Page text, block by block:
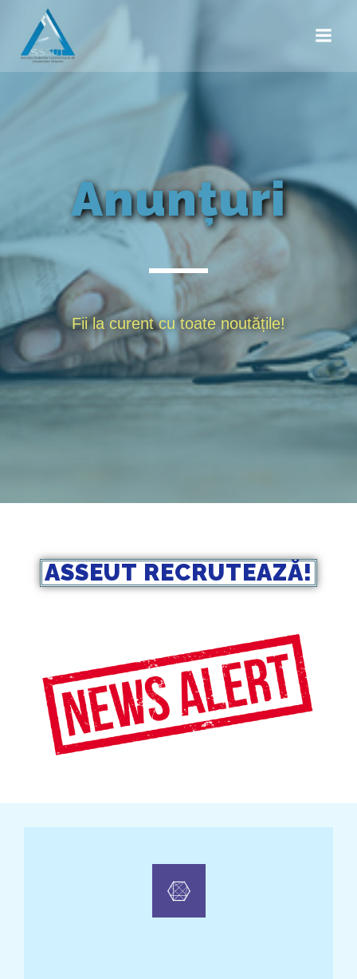
Anunțuri
Fii la curent cu toate noutățile!
ASSEUT RECRUTEAZĂ!